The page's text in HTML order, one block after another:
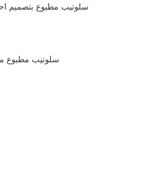
سلوتيب مطبوع بتصميم
سلوتيب مطبوع